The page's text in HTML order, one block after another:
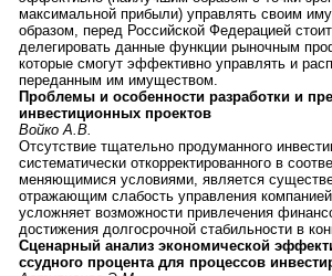
максимальной прибыли) управлять своим
образом, перед Российской Федерацией
делегировать данные функции рыночным
которые смогут эффективно управлять и
переданным им имуществом.
Проблемы и особенности разработки и
инвестиционных проектов
Войко А.В.
Отсутствие тщательно продуманного
систематически откорректированного в
меняющимися условиями, является
отражающим слабость управления
усложняет возможности привлечения
достижения долгосрочной стабильности в
Сценарный анализ экономической
ссудного процента для процессов